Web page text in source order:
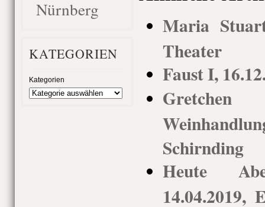
Nürnberg
KATEGORIEN
Kategorien
Maria
Theater
Faust I,
Gretchen
Schirnding
Heute
14.04.2019,